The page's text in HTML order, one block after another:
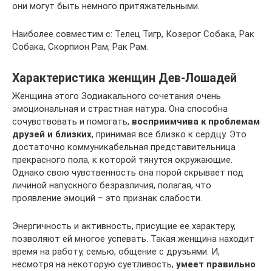
они могут быть немного притяжательными.
Наиболее совместим с: Телец Тигр, Козерог Собака, Рак
Собака, Скорпион Рам, Рак Рам.
Характеристика женщин Дев-Лошадей
Женщина этого Зодиакального сочетания очень
эмоциональная и страстная натура. Она способна
сочувствовать и помогать, восприимчива к проблемам
друзей и близких, принимая все близко к сердцу. Это
достаточно коммуникабельная представительница
прекрасного пола, к которой тянутся окружающие.
Однако свою чувственность она порой скрывает под
личиной напускного безразличия, полагая, что
проявление эмоций – это признак слабости.
Энергичность и активность, присущие ее характеру,
позволяют ей многое успевать. Такая женщина находит
время на работу, семью, общение с друзьями. И,
несмотря на некоторую суетливость, умеет правильно